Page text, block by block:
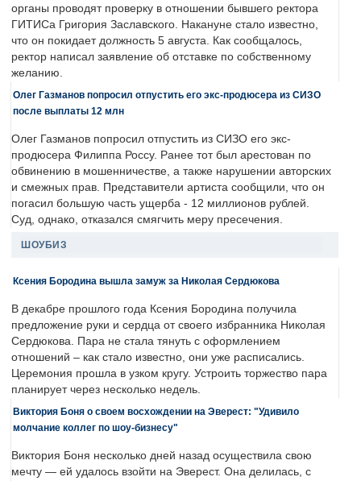
органы проводят проверку в отношении бывшего ректора
ГИТИСа Григория Заславского. Накануне стало известно,
что он покидает должность 5 августа. Как сообщалось,
ректор написал заявление об отставке по собственному
желанию.
Олег Газманов попросил отпустить его экс-продюсера из СИЗО
после выплаты 12 млн
Олег Газманов попросил отпустить из СИЗО его экс-
продюсера Филиппа Россу. Ранее тот был арестован по
обвинению в мошенничестве, а также нарушении авторских
и смежных прав. Представители артиста сообщили, что он
погасил большую часть ущерба - 12 миллионов рублей.
Суд, однако, отказался смягчить меру пресечения.
ШОУБИЗ
Ксения Бородина вышла замуж за Николая Сердюкова
В декабре прошлого года Ксения Бородина получила
предложение руки и сердца от своего избранника Николая
Сердюкова. Пара не стала тянуть с оформлением
отношений – как стало известно, они уже расписались.
Церемония прошла в узком кругу. Устроить торжество пара
планирует через несколько недель.
Виктория Боня о своем восхождении на Эверест: "Удивило
молчание коллег по шоу-бизнесу"
Виктория Боня несколько дней назад осуществила свою
мечту — ей удалось взойти на Эверест. Она делилась, с